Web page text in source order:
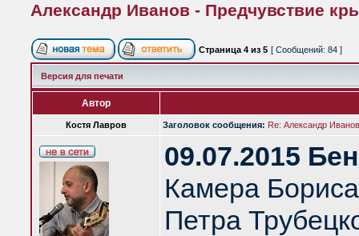
Александр Иванов - Предчувствие
Страница 4 из 5 [ Сообщений: 84 ]
Версия для печати
Автор
Костя Лавров Заголовок сообщения: Re: Александр
09.07.2015
Камера
Петра